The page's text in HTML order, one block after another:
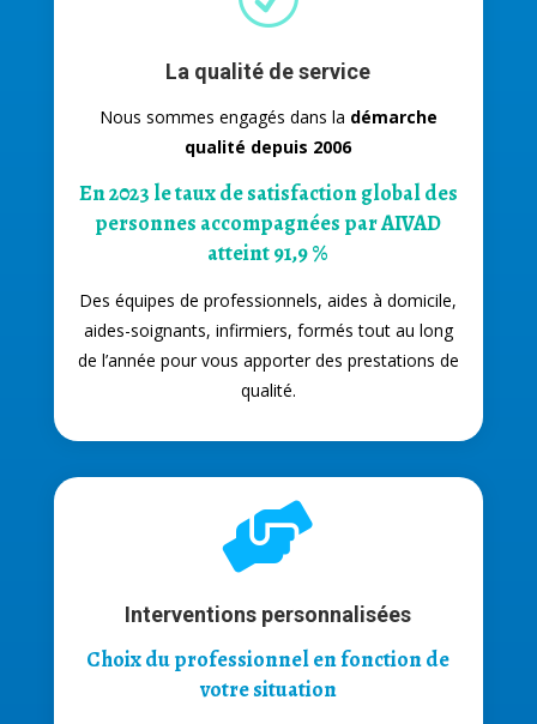
La qualité de service
Nous sommes engagés dans la démarche
qualité depuis 2006
En 2023 le taux de satisfaction global des
personnes accompagnées par AIVAD
atteint91,9 %
Des équipes de professionnels, aides à domicile,
aides-soignants, infirmiers, formés tout au long
de l’année pour vous apporter des prestations de
qualité.

Interventions personnalisées
Choix du professionnel en fonction de
votre situation